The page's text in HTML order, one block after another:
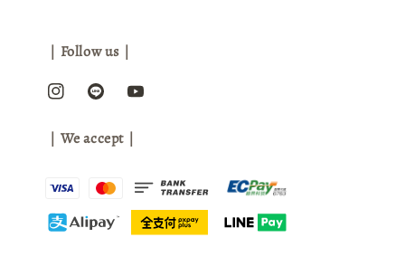
｜Follow us｜
｜We accept｜